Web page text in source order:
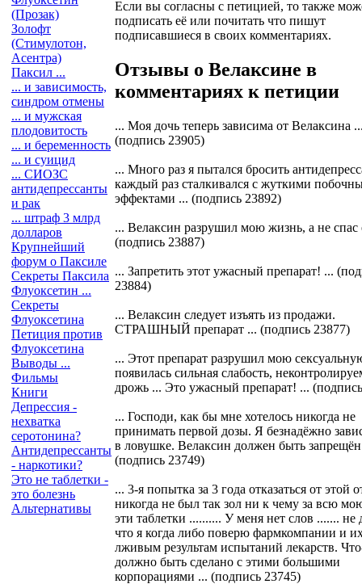
(Прозак)
Золофт
(Стимулотон,
Асентра)
Паксил ...
... и зависимость,
синдром отмены
... и мужская
плодовитость
... и беременность
... и суицид
... СИОЗС
антидепрессанты
и рак
... штраф 3 млрд
долларов
Крупнейший
форум о Паксиле
Секреты Паксила
Флуоксетин ...
Секреты
Флуоксетина
Петиция против
Флуоксетина
Выводы ...
Фильмы
Книги
Депрессия -
нехватка
серотонина?
Антидепрессанты
- наркотики?
Это не таблетки -
это болезнь
Альтернативы
Если вы согласны с петицией, то также
подписать её или почитать что пишут
подписавшиеся в своих комментариях.
Отзывы о Велаксине в
комментариях к петиции
... Моя дочь теперь зависима от Велаксина
(подпись 23905)
... Много раз я пытался бросить
каждый раз сталкивался с жуткими
эффектами ... (подпись 23892)
... Велаксин разрушил мою жизнь, а не спас
(подпись 23887)
... Запретить этот ужасный препарат! ...
23884)
... Велаксин следует изъять из продажи.
СТРАШНЫЙ препарат ... (подпись 23877)
... Этот препарат разрушил мою
появилась сильная слабость,
дрожь ... Это ужасный препарат! ...
... Господи, как бы мне хотелось никогда не
принимать первой дозы. Я безнадёжно
в ловушке. Велаксин должен быть
(подпись 23749)
... 3-я попытка за 3 года отказаться от этой
никогда не был так зол ни к чему за всю
эти таблетки .......... У меня нет слов .......
что я когда либо поверю фармкомпании и
лживым результам испытаний лекарств.
должно быть сделано с этими большими
корпорациями ... (подпись 23745)